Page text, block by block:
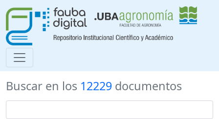
Buscar en los 12229 documentos